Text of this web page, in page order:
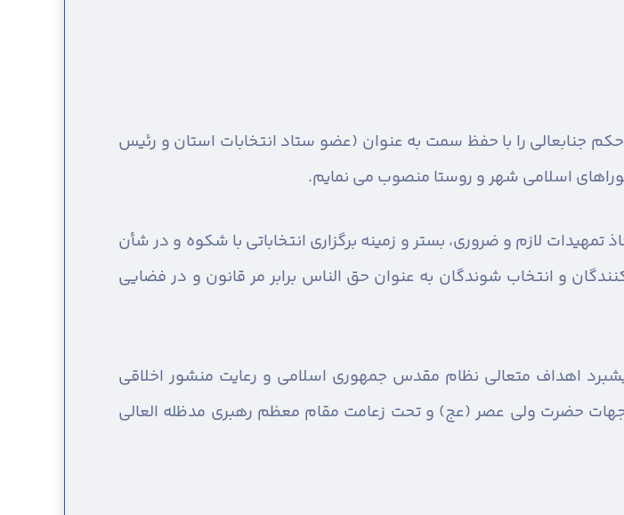
جنابعالی را با حفظ سمت به عنوان (عضو ستاد انتخابات استان و رئیس
اسلامی شهر و روستا منصوب می نمایم.
لازم و ضروری، بستر و زمینه برگزاری انتخاباتی با شکوه و در شأن
و انتخاب شوندگان به عنوان حق الناس برابر مر قانون و در فضایی
اهداف متعالی نظام مقدس جمهوری اسلامی و رعایت منشور اخلاقی
حضرت ولی عصر (عج) و تحت زعامت مقام معظم رهبری مدظله العالی